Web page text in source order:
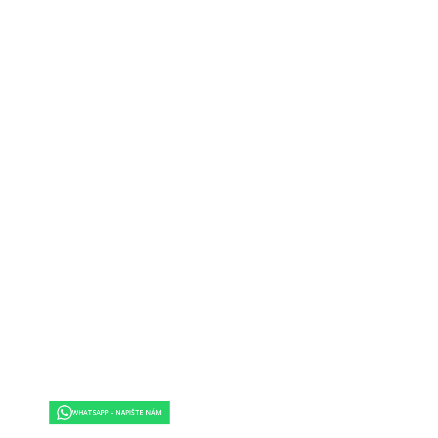
obchod se suvenýry a garáž za poplatek. Venku bazén, bar u bazénu, jacuzzi (pouze pro osoby starší 15 let), terasa s lehátky a slunečníky
pivo, víno)
bufetu) nebo programu all inclusive.
stravy (pouze vybraná jídla).
m, slunečníky a lehátka v docházkové vzdálenosti za poplatek.
minimální výškou), animace, miniklub, dětská postýka zdarma (na vyžádání).
zavedením případných hygienických či protiepidemických opatření v dané destinaci.
WHATSAPP - NAPIŠTE NÁM